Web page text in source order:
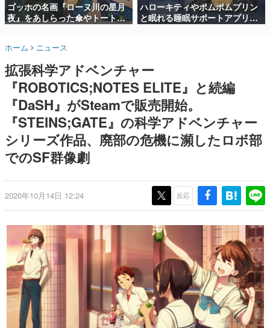
これからのデジタルゲーム市場を担う若きクリエイター達
の姿を追い、彼らのルーツと情熱を探っていきます。
ゲームに多大な影響を受けた作家さんに取材し、ゲームが
日本のコンテンツ産業やカルチャーに与えた影響を探る企
画です。
日本モバイルゲーム産業史
日本のモバイルゲーム史における主要なトピック・タイト
ルを網羅するほか、開発者へのインタビューや識者による
解説を掲載。約20年の歴史が一望できる決定版！
若ゲのいたり〜ゲームクリエイターの青春〜
『うつヌケ』『ペンと箸』等で知られるマンガ家・田中圭
一先生によるゲーム業界レポートマンガです。
なんでゲームは面白い？
ゲーム開発者・hamatsu氏がゲームの魅力を画面や操作の
具体的な形から解き明かしていく、硬派で骨太な評論連載
ゲームが変えた日本語
「経験値」「裏技」「ラスボス」… ゲームにまつわる言葉
の起源や用法の変遷を、コンピューター文化史研究家・タ
イニーP氏が徹底調査。
カテゴリ
特集記事
ゴッホの名画『ローヌ川の星月
夜』をあしらった傘やトートバ
ッグなどが登場。8月7日21時よ
ハローキティやポムポムプリン
と眠れる睡眠サポートアプリ
『ゆめたび』が配信中。キャラ
ホーム ニュース
拡張科学アドベンチャー
『ROBOTICS;NOTES ELITE』と続編
『DaSH』がSteamで販売開始。
『STEINS;GATE』の科学アドベンチャー
シリーズ作品、廃部の危機に瀕したロボ部
でのSF群像劇
2020年10月14日 12:24 反応